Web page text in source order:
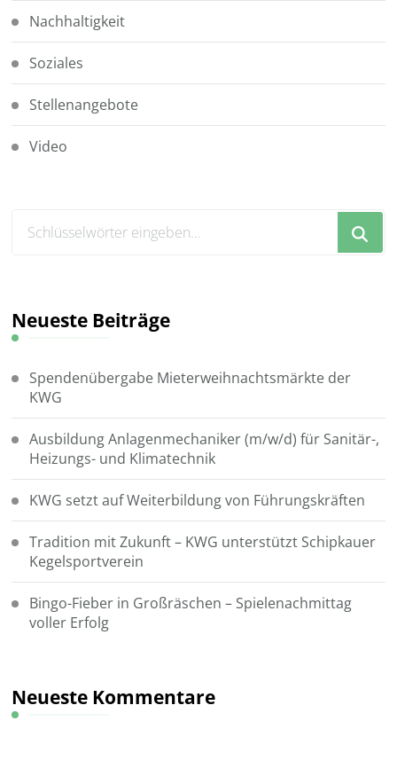
Nachhaltigkeit
Soziales
Stellenangebote
Video
du
Neueste Beiträge
Spendenübergabe Mieterweihnachtsmärkte der
KWG
Ausbildung Anlagenmechaniker (m/w/d) für Sanitär-,
Heizungs- und Klimatechnik
KWG setzt auf Weiterbildung von Führungskräften
Tradition mit Zukunft – KWG unterstützt Schipkauer
Kegelsportverein
Bingo-Fieber in Großräschen – Spielenachmittag
voller Erfolg
Neueste Kommentare